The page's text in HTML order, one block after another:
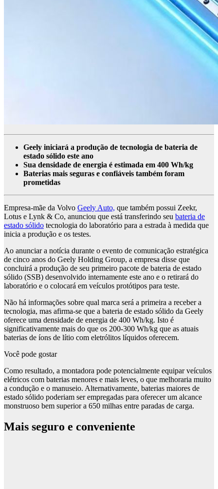
Geely iniciará a produção de tecnologia de bateria de
estado sólido este ano
Sua densidade de energia é estimada em 400 Wh/kg
Baterias mais seguras e confiáveis ​​também foram
prometidas
Empresa-mãe da Volvo Geely Auto, que também possui Zeekr,
Lotus e Lynk & Co, anunciou que está transferindo seu bateria de
estado sólido tecnologia do laboratório para a estrada à medida que
inicia a produção e os testes.
Ao anunciar a notícia durante o evento de comunicação estratégica
de cinco anos do Geely Holding Group, a empresa disse que
concluirá a produção de seu primeiro pacote de bateria de estado
sólido (SSB) desenvolvido internamente este ano e o retirará do
laboratório e o colocará em veículos protótipos para teste.
Não há informações sobre qual marca será a primeira a receber a
tecnologia, mas afirma-se que a bateria de estado sólido da Geely
oferece uma densidade de energia de 400 Wh/kg. Isto é
significativamente mais do que os 200-300 Wh/kg que as atuais
baterias de íons de lítio com eletrólitos líquidos oferecem.
Você pode gostar
Como resultado, a montadora pode potencialmente equipar veículos
elétricos com baterias menores e mais leves, o que melhoraria muito
a condução e o manuseio. Alternativamente, baterias maiores de
estado sólido poderiam ser empregadas para oferecer um alcance
monstruoso bem superior a 650 milhas entre paradas de carga.
Mais seguro e conveniente